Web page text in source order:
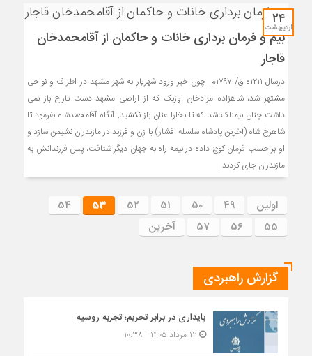
۲۴
اردیبهشت
بیم و فرمان برداری خانات و حاکمان از آقامحمدخان
قاجار
درسال ۱۲۱۱ه.ق/ ۱۷۹۷م. چون خبر ورود شهریار به شهر مشهد در اطراف و نواحی
مشتهر شد، شاهزاده مرادخان اوزبک که از اراضی مشهد دست تاراج باز نمی
داشت چنان بیمناک شد که تا بخارا عنان باز نکشید. آنگاه آقامحمدشاه بفرمود تا
شاهرخ شاه (آخرین پادشاه سلسله افشار) با زن و فرزند در مازندران نشیمن سازد و
او بر حسب فرمان کوچ داده در نیمه راه به جهان دیگر شتافت، پس فرزندانش به
مازندران جای کردند.
اولین 49
50
51
52
53
54
55
56
57 آخرین
گزارش راهبردی
پایداری در برابر تحریم؛ تجربه روسیه
۱۲ مرداد ۱۴۰۵ - ۱۰:۳۸